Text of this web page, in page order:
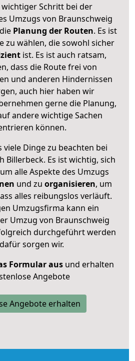
Schritt bei der
Umzugs von Braunschweig
Planung der Routen. Es ist
zu wählen, die sowohl sicher
ist. Es ist auch ratsam,
dass die Route frei von
und anderen Hindernissen
auch hier haben wir
gerne die Planung,
andere wichtige Sachen
können.
viele Dinge zu beachten bei
Billerbeck. Es ist wichtig, sich
alle Aspekte des Umzugs
und zu organisieren, um
alles reibungslos verläuft.
Umzugsfirma kann ein
Umzug von Braunschweig
durchgeführt werden
sorgen wir.
Formular ausund erhalten
Angebote
Angebote erhalten